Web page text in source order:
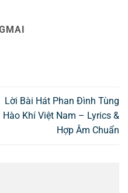
Lời Bài Hát Phan Đình Tùng
Hào Khí Việt Nam – Lyrics &
Hợp Âm Chuẩn